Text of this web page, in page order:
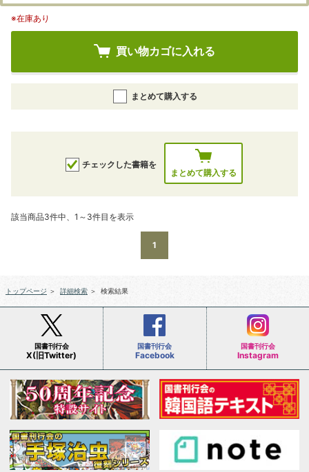
※在庫あり
買い物カゴに入れる
まとめて購入する
チェックした書籍を
まとめて購入する
該当商品3件中、1～3件目を表示
1
トップページ ＞ 詳細検索 ＞ 検索結果
国書刊行会
X(旧Twitter)
国書刊行会
Facebook
国書刊行会
Instagram